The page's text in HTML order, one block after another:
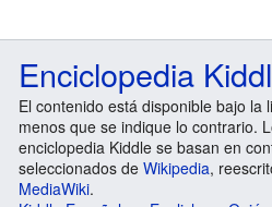
Enciclopedia
El contenido está disponible bajo la
menos que se indique lo contrario.
enciclopedia Kiddle se basan en
seleccionados de Wikipedia,
MediaWiki.